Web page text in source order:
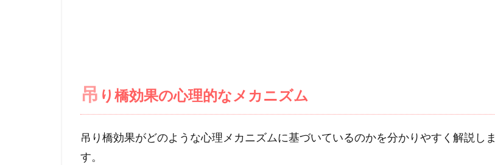
吊 り橋効果の心理的なメカニズム
吊り橋効果がどのような心理メカニズムに基づいているのかを分かりやすく解説しま
す。